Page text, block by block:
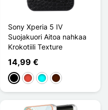
Sony Xperia 5 IV
Suojakuori Aitoa nahkaa
Krokotiili Texture
14,99 €
MustaPunainen
CyanMarron Foncé